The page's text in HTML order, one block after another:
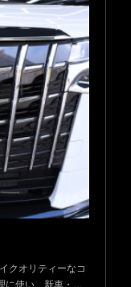
クオリティーなコ
に使い、新車・…